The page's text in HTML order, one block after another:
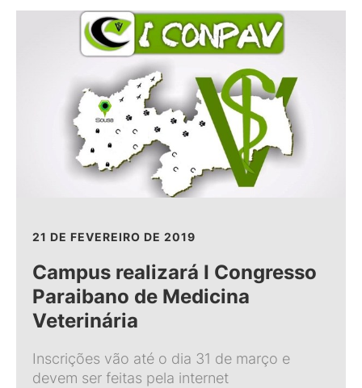
21 DE FEVEREIRO DE 2019
Campus realizará I Congresso
Paraibano de Medicina
Veterinária
Inscrições vão até o dia 31 de março e
devem ser feitas pela internet